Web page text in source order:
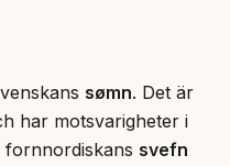
sømn. Det är
har motsvarigheter i
fornnordiskans svefn